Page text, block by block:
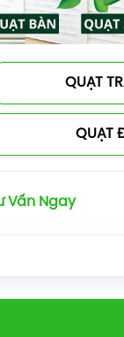
QUẠT
QUẠT
ĐIỆN / QUẠT BÀN
Vấn Ngay